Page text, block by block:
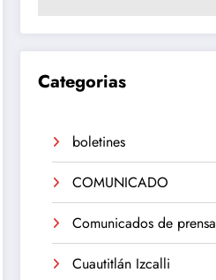
Categorias
boletines
COMUNICADO
Comunicados de prensa
Cuautitlán Izcalli